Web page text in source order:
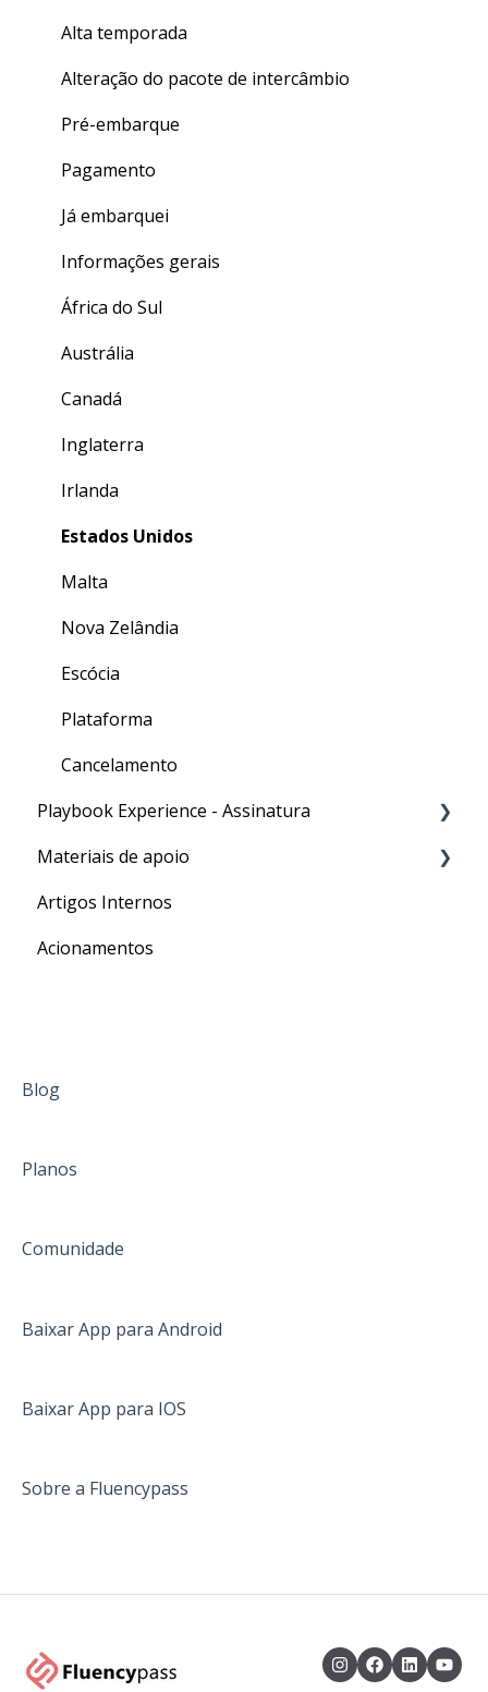
Alta temporada
Alteração do pacote de intercâmbio
Pré-embarque
Pagamento
Já embarquei
Informações gerais
África do Sul
Austrália
Canadá
Inglaterra
Irlanda
Estados Unidos
Malta
Nova Zelândia
Escócia
Plataforma
Cancelamento
Playbook Experience - Assinatura
Processos
Materiais de apoio
Para o seu Intercâmbio
Artigos Internos
Acionamentos
Blog
Planos
Comunidade
Baixar App para Android
Baixar App para IOS
Sobre a Fluencypass